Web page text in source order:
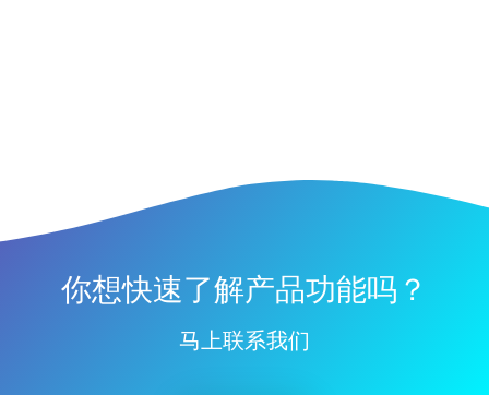
你想快速了解产品功能吗？
马上联系我们